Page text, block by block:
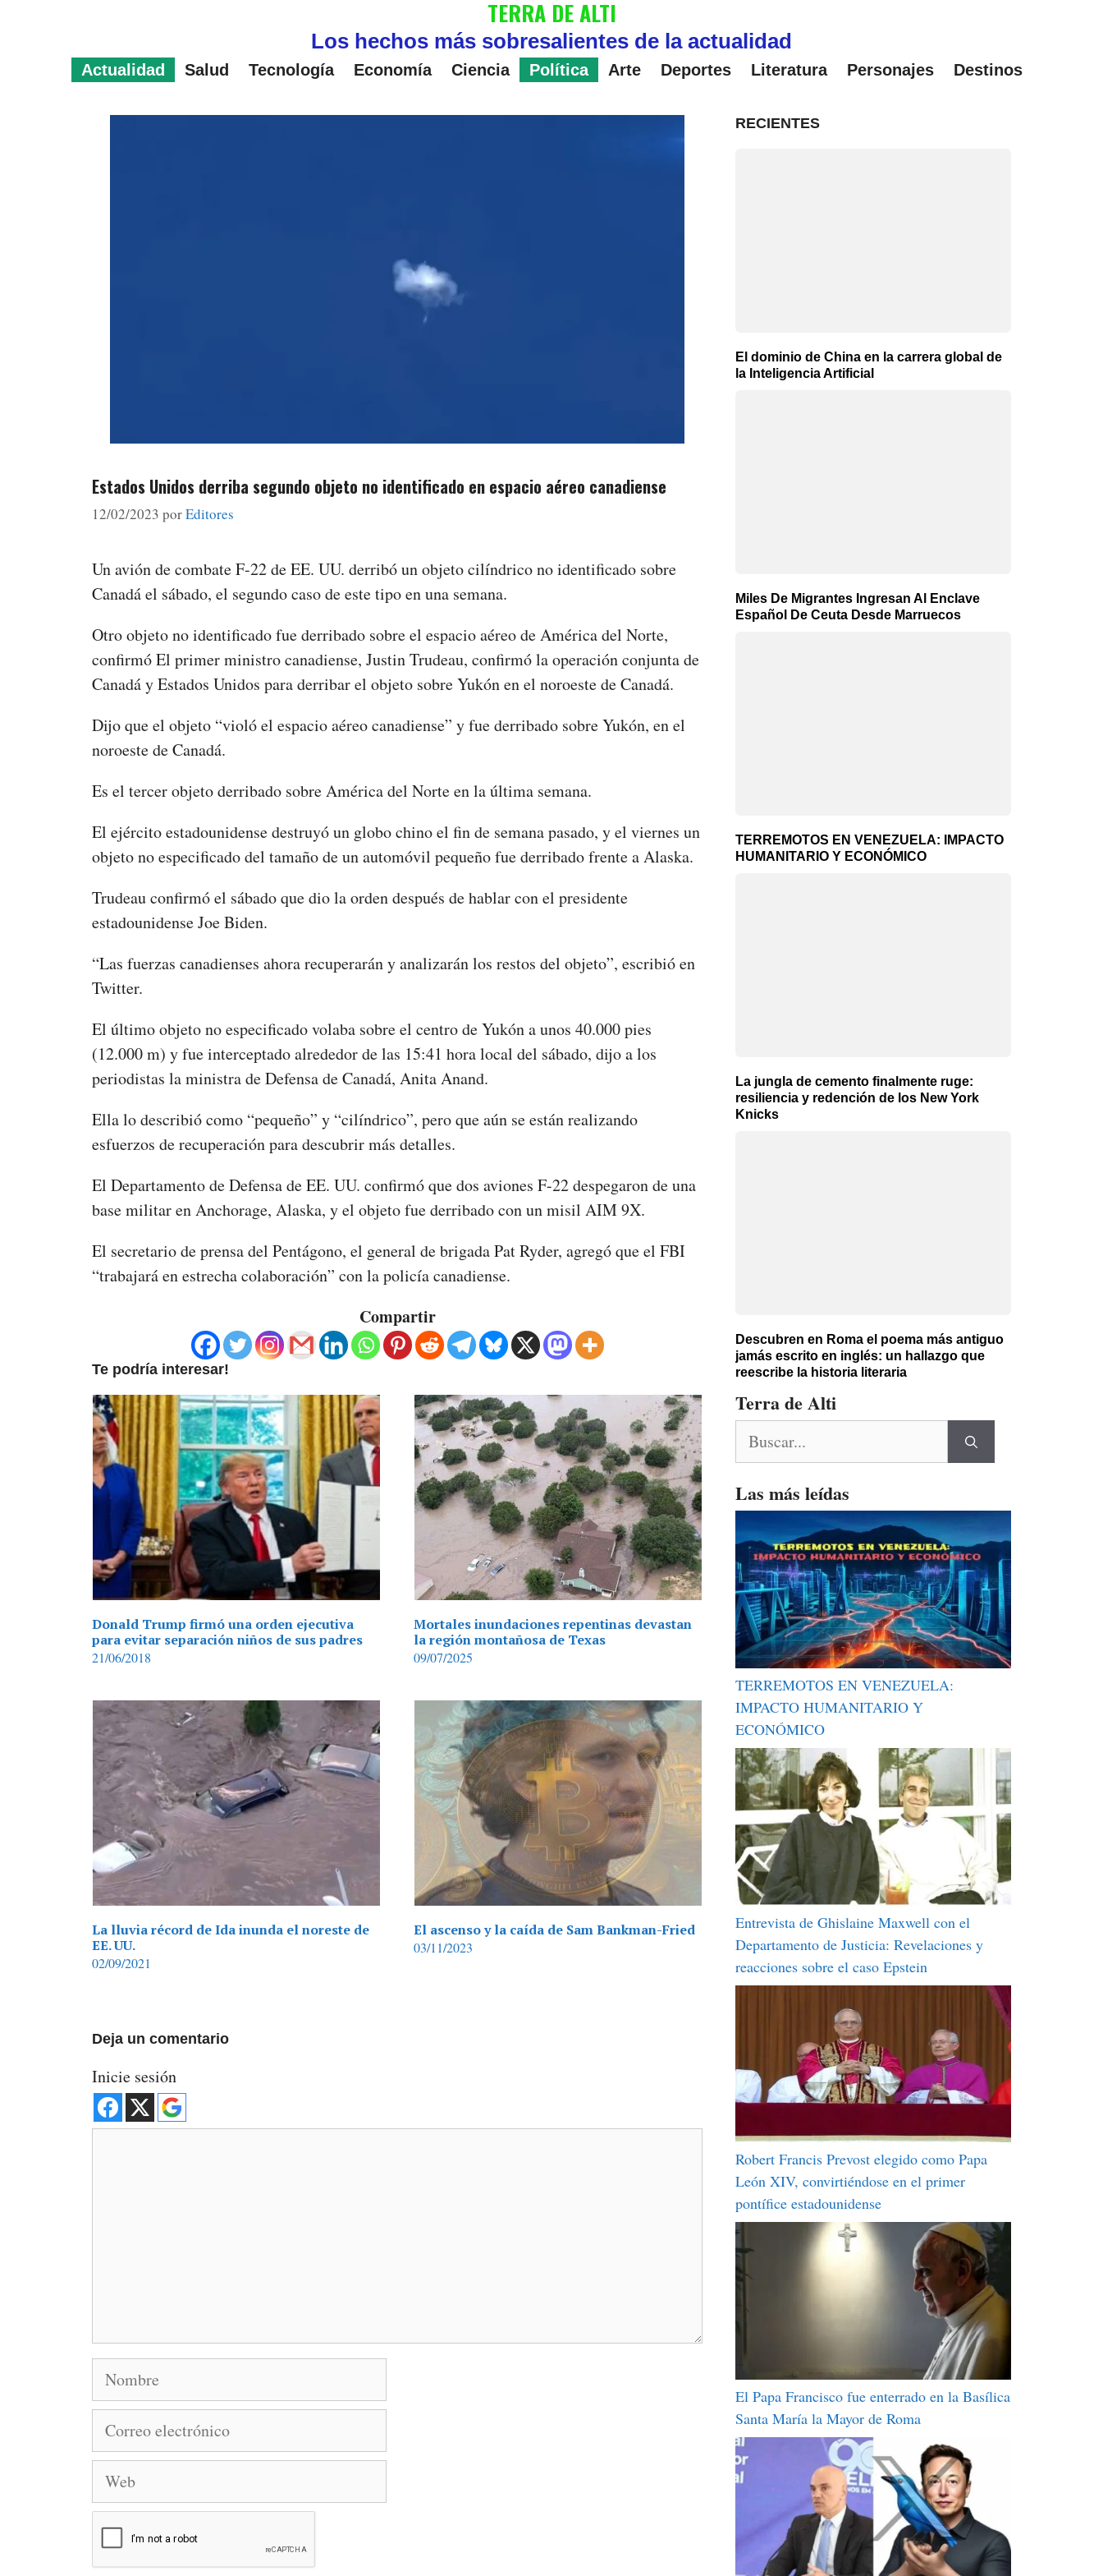
TERRA DE ALTI
Los hechos más sobresalientes de la actualidad
Actualidad Salud Tecnología Economía Ciencia Política Arte Deportes Literatura Personajes Destinos
Estados Unidos derriba segundo objeto no identificado en espacio aéreo canadiense
12/02/2023 porEditores
Un avión de combate F-22 de EE. UU. derribó un objeto cilíndrico no identificado sobre
Canadá el sábado, el segundo caso de este tipo en una semana.
Otro objeto no identificado fue derribado sobre el espacio aéreo de América del Norte,
confirmó El primer ministro canadiense, Justin Trudeau, confirmó la operación conjunta de
Canadá y Estados Unidos para derribar el objeto sobre Yukón en el noroeste de Canadá.
Dijo que el objeto “violó el espacio aéreo canadiense” y fue derribado sobre Yukón, en el
noroeste de Canadá.
Es el tercer objeto derribado sobre América del Norte en la última semana.
El ejército estadounidense destruyó un globo chino el fin de semana pasado, y el viernes un
objeto no especificado del tamaño de un automóvil pequeño fue derribado frente a Alaska.
Trudeau confirmó el sábado que dio la orden después de hablar con el presidente
estadounidense Joe Biden.
“Las fuerzas canadienses ahora recuperarán y analizarán los restos del objeto”, escribió en
Twitter.
El último objeto no especificado volaba sobre el centro de Yukón a unos 40.000 pies
(12.000 m) y fue interceptado alrededor de las 15:41 hora local del sábado, dijo a los
periodistas la ministra de Defensa de Canadá, Anita Anand.
Ella lo describió como “pequeño” y “cilíndrico”, pero que aún se están realizando
esfuerzos de recuperación para descubrir más detalles.
El Departamento de Defensa de EE. UU. confirmó que dos aviones F-22 despegaron de una
base militar en Anchorage, Alaska, y el objeto fue derribado con un misil AIM 9X.
El secretario de prensa del Pentágono, el general de brigada Pat Ryder, agregó que el FBI
“trabajará en estrecha colaboración” con la policía canadiense.
Compartir
Te podría interesar!
Donald Trump firmó una orden ejecutiva
para evitar separación niños de sus padres
21/06/2018
Mortales inundaciones repentinas devastan
la región montañosa de Texas
09/07/2025
La lluvia récord de Ida inunda el noreste de
EE. UU.
02/09/2021
El ascenso y la caída de Sam Bankman-Fried
03/11/2023
Deja un comentario
Inicie sesión
Nombre
Correo
Web
RECIENTES
El dominio de China en la carrera global de
la Inteligencia Artificial
Miles De Migrantes Ingresan Al Enclave
Español De Ceuta Desde Marruecos
TERREMOTOS EN VENEZUELA: IMPACTO
HUMANITARIO Y ECONÓMICO
La jungla de cemento finalmente ruge:
resiliencia y redención de los New York
Knicks
Descubren en Roma el poema más antiguo
jamás escrito en inglés: un hallazgo que
reescribe la historia literaria
Terra de Alti
Las más leídas
TERREMOTOS EN VENEZUELA:
IMPACTO HUMANITARIO Y
ECONÓMICO
Entrevista de Ghislaine Maxwell con el
Departamento de Justicia: Revelaciones y
reacciones sobre el caso Epstein
Robert Francis Prevost elegido como Papa
León XIV, convirtiéndose en el primer
pontífice estadounidense
El Papa Francisco fue enterrado en la Basílica
Santa María la Mayor de Roma